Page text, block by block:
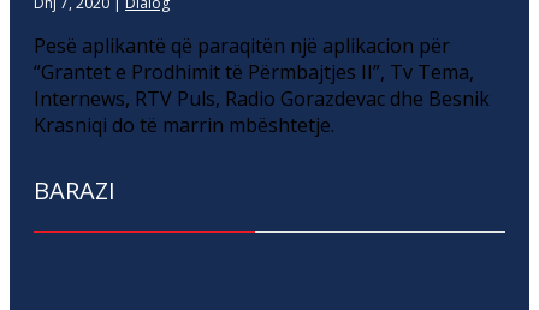
Pesë aplikantë që paraqitën një aplikacion për
“Grantet e Prodhimit të Përmbajtjes II”, Tv Tema,
Internews, RTV Puls, Radio Gorazdevac dhe Besnik
Krasniqi do të marrin mbështetje.
BARAZI